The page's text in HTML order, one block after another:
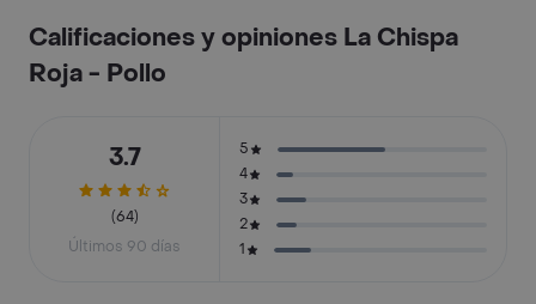
Calificaciones y opiniones La Chispa
Roja - Pollo
3.7
(64)
Últimos 90 días
5
4
3
2
1